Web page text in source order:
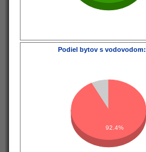
Podiel bytov s vodovodom:
92.4%